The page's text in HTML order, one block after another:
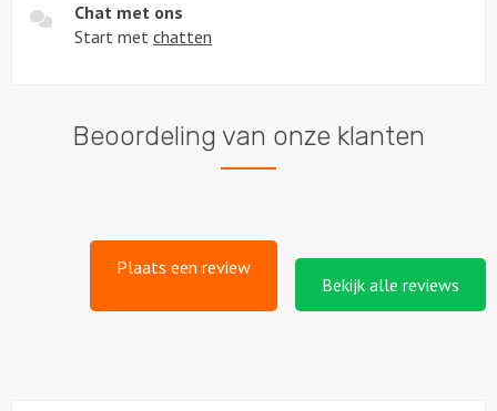
Chat met ons
Start met chatten
Beoordeling van onze klanten
Plaats een review
Bekijk alle reviews